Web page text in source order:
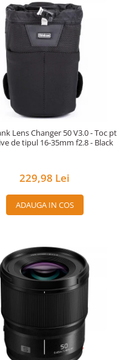
Lens Changer 50 V3.0 - Toc pt
de tipul 16-35mm f2.8 - Black
229,98 Lei
ADAUGA IN COS